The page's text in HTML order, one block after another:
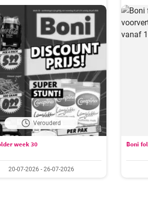
Verouderd
week 30
20-07-2026 - 26-07-2026
Boni